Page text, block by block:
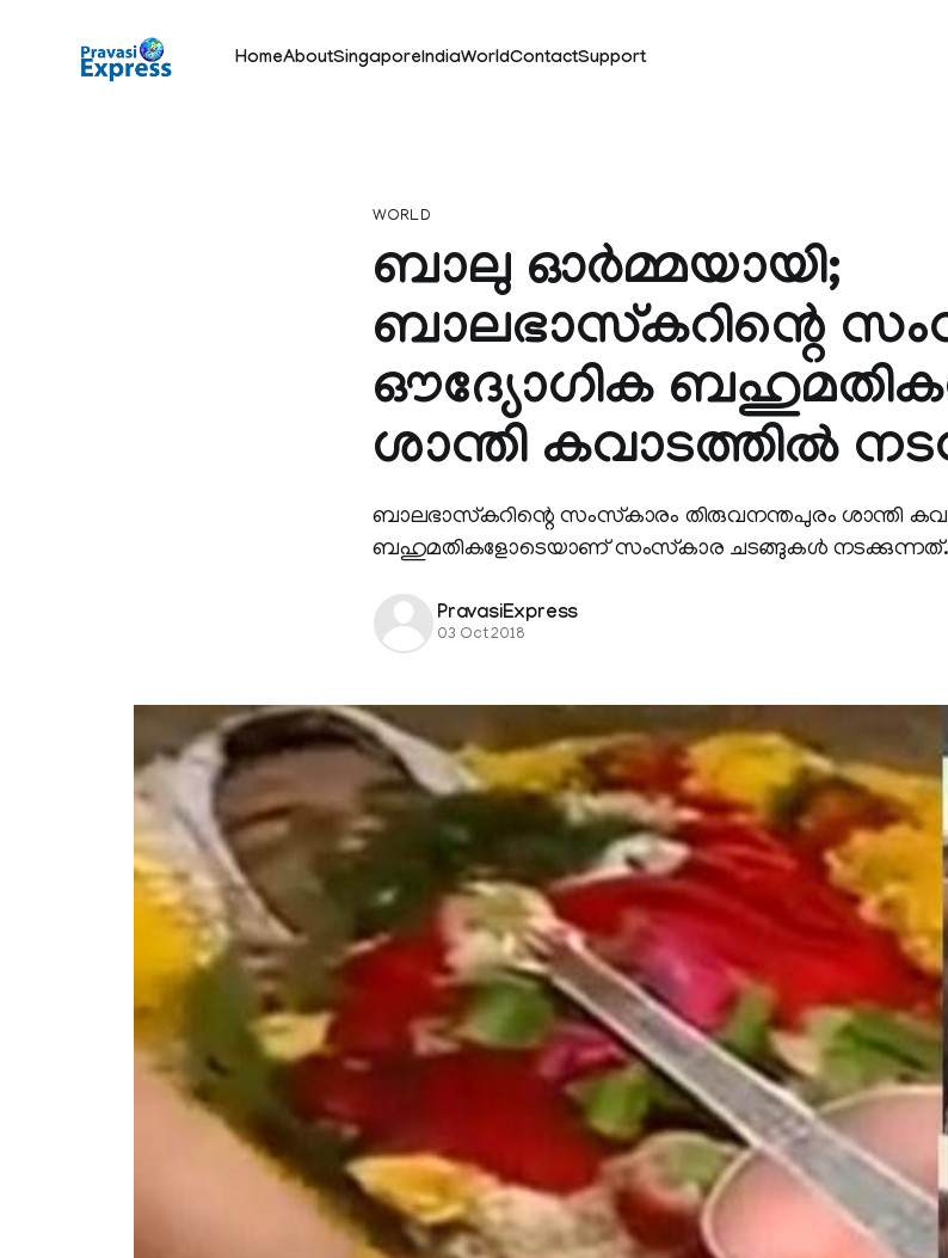
HomeAboutSingaporeIndiaWorldContactSupport
WORLD
ബാലു ഓര്‍മ്മയായി;
ബാലഭാസ്‌കറിന്റെ
ഔദ്യോഗിക
ശാന്തി കവാടത്തില്‍
ബാലഭാസ്‌കറിന്റെ സംസ്‌കാരം തിരുവനന്തപുരം ശാന്തി
ബഹുമതികളോടെയാണ് സംസ്‌കാര ചടങ്ങുകള്‍ നടക്കുന്നത്.
PravasiExpress
03 Oct 2018